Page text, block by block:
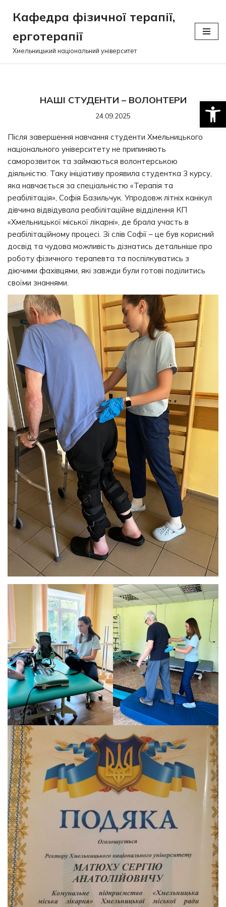
Перейти
до
вмісту
Кафедра фізичної терапії,
ерготерапії
Хмельницький національний університет
НАШІ СТУДЕНТИ – ВОЛОНТЕРИ
24.09.2025
Після завершення навчання студенти Хмельницького
національного університету не припиняють
саморозвиток та займаються волонтерською
діяльністю. Таку ініціативу проявила студентка 3 курсу,
яка навчається за спеціальністю «Терапія та
реабілітація», Софія Базильчук. Упродовж літніх канікул
дівчина відвідувала реабілітаційне відділення КП
«Хмельницької міської лікарні», де брала участь в
реабілітаційному процесі. Зі слів Софії – це був корисний
досвід та чудова можливість дізнатись детальніше про
роботу фізичного терапевта та поспілкуватись з
діючими фахівцями, які завжди були готові поділитись
своїми знаннями.